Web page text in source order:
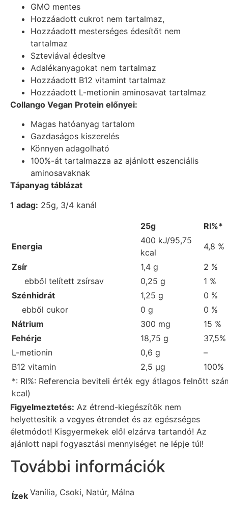
GMO mentes
Hozzáadott cukrot nem tartalmaz,
Hozzáadott mesterséges édesítőt nem
tartalmaz
Szteviával édesítve
Adalékanyagokat nem tartalmaz
Hozzáadott B12 vitamint tartalmaz
Hozzáadott L-metionin aminosavat tartalmaz
Collango Vegan Protein előnyei:
Magas hatóanyag tartalom
Gazdaságos kiszerelés
Könnyen adagolható
100%-át tartalmazza az ajánlott eszenciális
aminosavaknak
Tápanyag táblázat
1 adag: 25g, 3/4 kanál
25g
RI%*
Energia
400 kJ/95,75
kcal
4,8 %
Zsír
1,4 g
2 %
ebből telített zsírsav
0,25 g
1 %
Szénhidrát
1,25 g
0 %
ebből cukor
0 g
0 %
Nátrium
300 mg
15 %
Fehérje
18,75 g
37,5%
L-metionin
0,6 g
–
B12 vitamin
2,5 μg
100%
*: RI%: Referencia beviteli érték egy átlagos felnőtt
kcal)
Figyelmeztetés: Az étrend-kiegészítők nem
helyettesítik a vegyes étrendet és az egészséges
életmódot! Kisgyermekek elől elzárva tartandó! Az
ajánlott napi fogyasztási mennyiséget ne lépje túl!
További információk
Ízek Vanília, Csoki, Natúr, Málna